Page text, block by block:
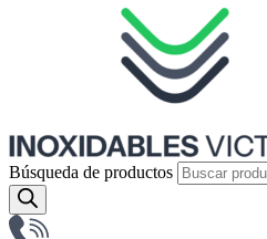
Búsqueda de productos